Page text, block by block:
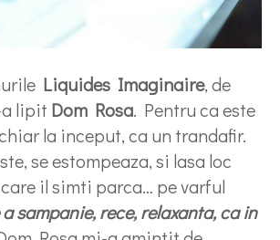
Liquides Imaginaire, de
a lipit Dom Rosa. Pentru ca este
la inceput, ca un trandafir.
se estompeaza, si lasa loc
il simti parca… pe varful
sampanie, rece, relaxanta, ca in